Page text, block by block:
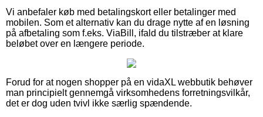
Vi anbefaler køb med betalingskort eller betalinger med
mobilen. Som et alternativ kan du drage nytte af en løsning
på afbetaling som f.eks. ViaBill, ifald du tilstræber at klare
beløbet over en længere periode.
Forud for at nogen shopper på en vidaXL webbutik behøver
man principielt gennemgå virksomhedens forretningsvilkår,
det er dog uden tvivl ikke særlig spændende.